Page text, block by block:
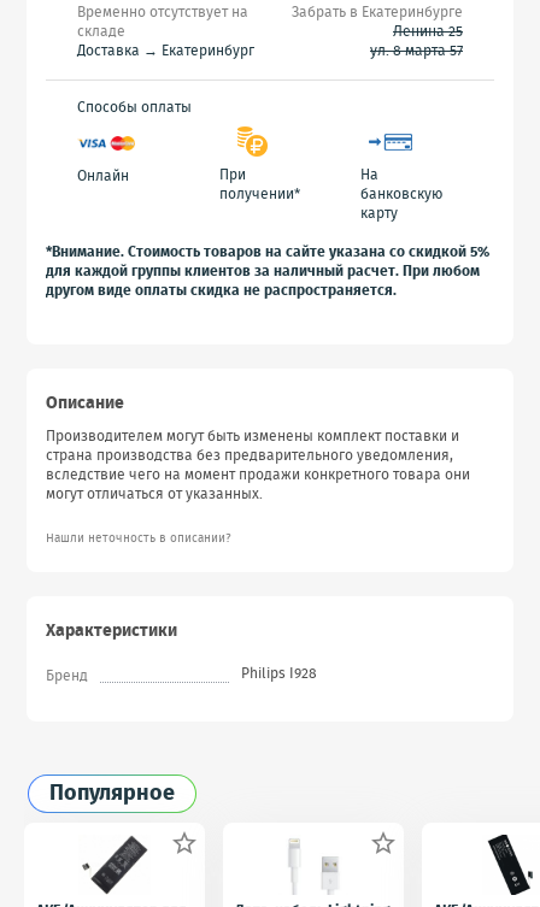
Временно отсутствует на
складе
Доставка → Екатеринбург
Забрать в Екатеринбурге
Ленина 25
ул. 8 марта 57
Способы оплаты
Онлайн
При
получении*
На
банковскую
карту
*Внимание. Стоимость товаров на сайте указана со скидкой 5%
для каждой группы клиентов за наличный расчет. При любом
другом виде оплаты скидка не распространяется.
Описание
Производителем могут быть изменены комплект поставки и
страна производства без предварительного уведомления,
вследствие чего на момент продажи конкретного товара они
могут отличаться от указанных.
Нашли неточность в описании?
Характеристики
Бренд Philips I928
Популярное
 